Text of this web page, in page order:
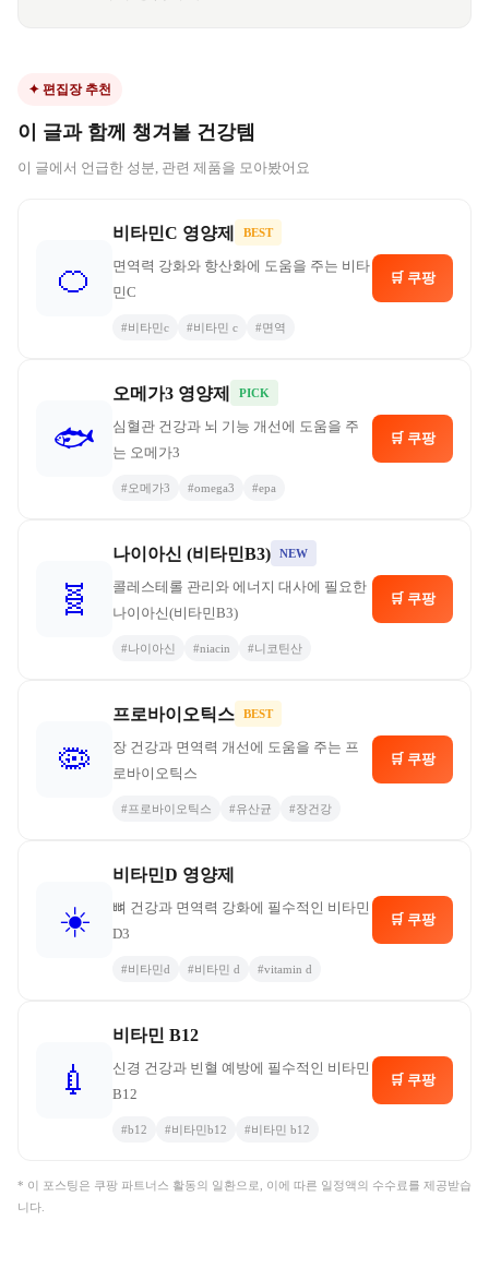
✦ 편집장 추천
이 글과 함께 챙겨볼 건강템
이 글에서 언급한 성분, 관련 제품을 모아봤어요
🍊
비타민C 영양제 BEST
면역력 강화와 항산화에 도움을 주는 비타
민C
#비타민c #비타민 c #면역
🛒 쿠팡
🐟
오메가3 영양제 PICK
심혈관 건강과 뇌 기능 개선에 도움을 주
는 오메가3
# 오메가3 #omega3 #epa
🛒 쿠팡
🧬
나이아신 (비타민B3) NEW
콜레스테롤 관리와 에너지 대사에 필요한
나이아신(비타민B3)
#나이아신 #niacin #니코틴산
🛒 쿠팡
🦠
프로바이오틱스 BEST
장 건강과 면역력 개선에 도움을 주는 프
로바이오틱스
#프로바이오틱스 #유산균 #장건강
🛒 쿠팡
☀️
비타민D 영양제
뼈 건강과 면역력 강화에 필수적인 비타민
D3
#비타민d #비타민 d #vitamin d
🛒 쿠팡
💉
비타민 B12
신경 건강과 빈혈 예방에 필수적인 비타민
B12
#b12 #비타민b12 #비타민 b12
🛒 쿠팡
* 이 포스팅은 쿠팡 파트너스 활동의 일환으로, 이에 따른 일정액의 수수료를 제공받습
니다.